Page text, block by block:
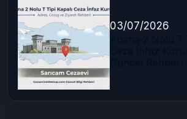
03/07/2026